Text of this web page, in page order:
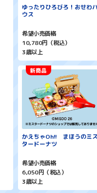
ゆったりひろびろ！おせわ
ウス
希望小売価格
10,780円（税込）
3歳以上
かえちゃOh!! まほうのミス
タードーナツ
希望小売価格
6,050円（税込）
3歳以上